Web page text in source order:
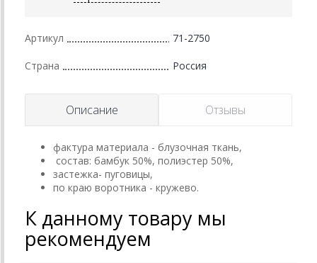
Артикул 71-2750
Страна Россия
Описание Отзывы
фактура материала - блузочная ткань,
состав: бамбук 50%, полиэстер 50%,
застежка- пуговицы,
по краю воротника - кружево.
К данному товару мы
рекомендуем